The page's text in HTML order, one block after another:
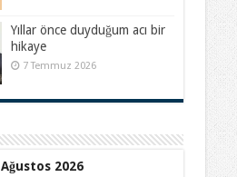
Yıllar önce duyduğum acı bir
hikaye
7 Temmuz 2026
Ağustos 2026